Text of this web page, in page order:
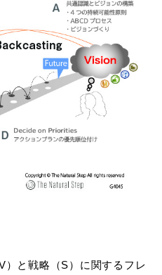
と戦略（S）に関するフレ